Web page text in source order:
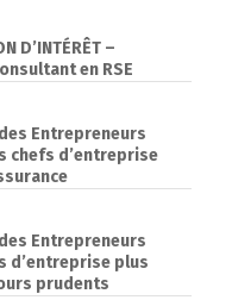
D’INTÉRÊT –
en RSE
Entrepreneurs
chefs d’entreprise
Entrepreneurs
d’entreprise plus
prudents